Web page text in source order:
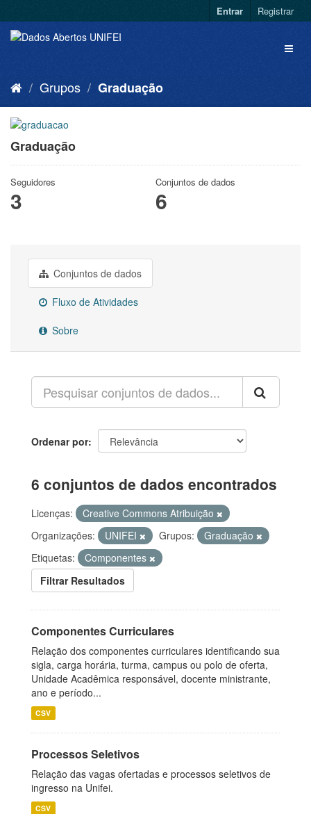
Entrar Registrar
Grupos Graduação
Graduação
Seguidores
3
Conjuntos de dados
6
Conjuntos de dados
Fluxo de Atividades
Sobre
Ordenar por
6 conjuntos de dados encontrados
Licenças:
Creative Commons Atribuição
Organizações:
UNIFEI Grupos:
Graduação
Etiquetas:
Componentes
Filtrar Resultados
Componentes Curriculares
Relação dos componentes curriculares identificando sua
sigla, carga horária, turma, campus ou polo de oferta,
Unidade Acadêmica responsável, docente ministrante,
ano e período...
CSV
Processos Seletivos
Relação das vagas ofertadas e processos seletivos de
ingresso na Unifei.
CSV